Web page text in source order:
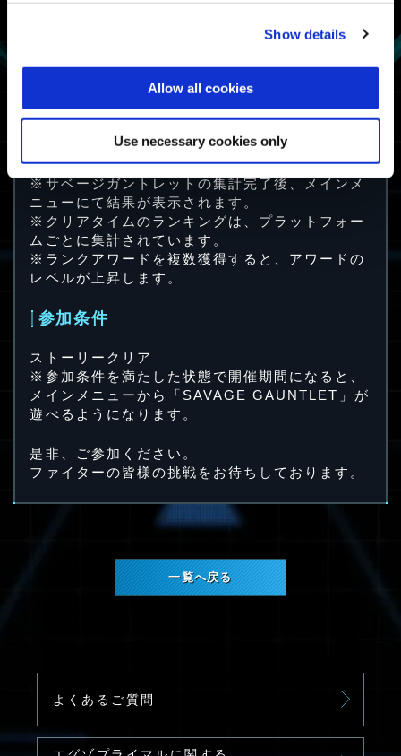
Show details
Allow all cookies
Use necessary cookies only
イバー
※クリアタイムが上位になると、下位のアワード
も追加で獲得できます。
※サベージガントレットの集計完了後、メインメ
ニューにて結果が表示されます。
※クリアタイムのランキングは、プラットフォー
ムごとに集計されています。
※ランクアワードを複数獲得すると、アワードの
レベルが上昇します。
参加条件
ストーリークリア
※参加条件を満たした状態で開催期間になると、
メインメニューから「SAVAGE GAUNTLET」が
遊べるようになります。
是非、ご参加ください。
ファイターの皆様の挑戦をお待ちしております。
一覧へ戻る
よくあるご質問